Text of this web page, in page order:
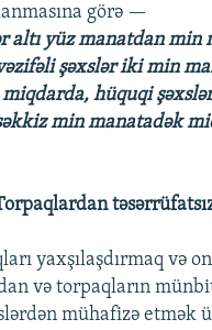
görə —
altı yüz manatdan min
şəxslər iki min
hüquqi
min manatadək
yaxşılaşdırmaq və
və torpaqların
mühafizə etmək